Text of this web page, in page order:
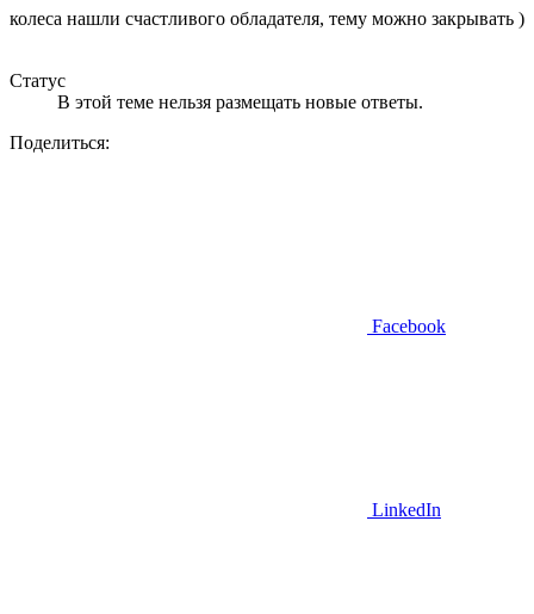
колеса нашли счастливого обладателя, тему можно закрывать )
Статус
В этой теме нельзя размещать новые ответы.
Поделиться:
Facebook
LinkedIn